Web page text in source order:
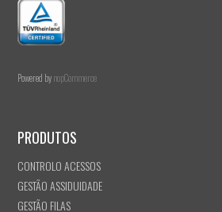
Powered bynopCommerce
PRODUTOS
CONTROLO ACESSOS
GESTÃO ASSIDUIDADE
GESTÃO FILAS